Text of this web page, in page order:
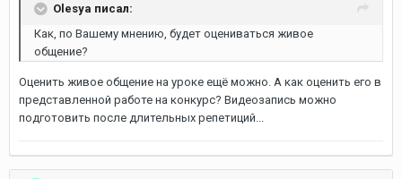
Olesya писал:
Как, по Вашему мнению, будет оцениваться живое
общение?
Оценить живое общение на уроке ещё можно. А как оценить его в
представленной работе на конкурс? Видеозапись можно
подготовить после длительных репетиций...